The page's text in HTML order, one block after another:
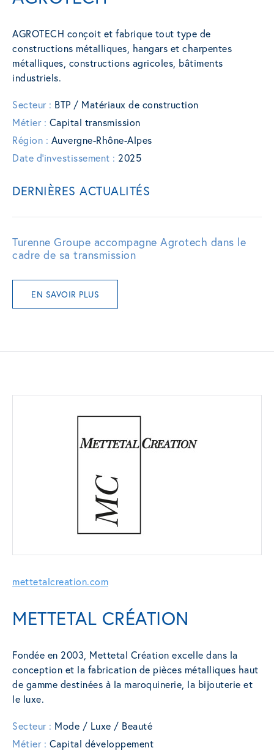
AGROTECH conçoit et fabrique tout type de
constructions métalliques, hangars et charpentes
métalliques, constructions agricoles, bâtiments
industriels.
Secteur : BTP / Matériaux de construction
Métier : Capital transmission
Région : Auvergne-Rhône-Alpes
Date d'investissement : 2025
DERNIÈRES ACTUALITÉS
Turenne Groupe accompagne Agrotech dans le
cadre de sa transmission
EN SAVOIR PLUS
mettetalcreation.com
METTETAL CRÉATION
Fondée en 2003, Mettetal Création excelle dans la
conception et la fabrication de pièces métalliques haut
de gamme destinées à la maroquinerie, la bijouterie et
le luxe.
Secteur : Mode / Luxe / Beauté
Métier : Capital développement